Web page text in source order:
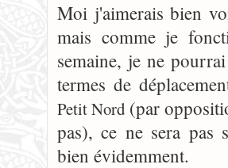
Moi j'aimerais bien
mais comme je
semaine, je ne
termes de
Petit Nord (par
pas), ce ne sera pas
bien évidemment.